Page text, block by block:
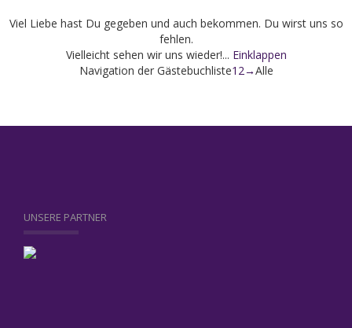
Viel Liebe hast Du gegeben und auch bekommen. Du wirst uns so
fehlen.
Vielleicht sehen wir uns wieder!... Einklappen
Navigation der Gästebuchliste1 2→Alle
UNSERE PARTNER